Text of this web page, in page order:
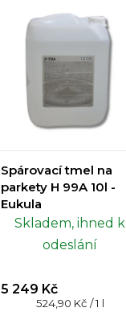
Spárovací tmel na
parkety H 99A 10l -
Eukula
Skladem, ihned k
odeslání
5 249 Kč
Měrná
524,90 Kč / 1 l